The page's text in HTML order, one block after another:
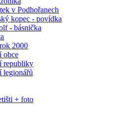
v Podhořanech
kopec - povídka
- básnička
2000
obce
republiky
legionářů
+ foto